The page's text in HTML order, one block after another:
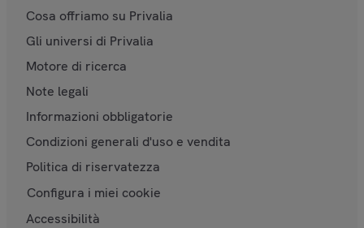
Cosa offriamo su Privalia
Gli universi di Privalia
Motore di ricerca
Note legali
Informazioni obbligatorie
Condizioni generali d'uso e vendita
Politica di riservatezza
Configura i miei cookie
Accessibilità